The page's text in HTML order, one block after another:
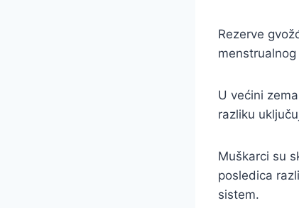
Rezerve
U većini
razliku
Muškarci su
posledica
sistem.